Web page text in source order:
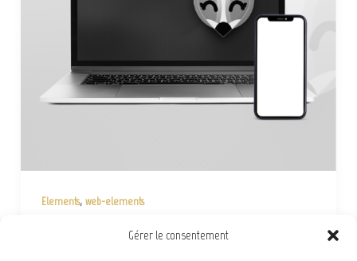
Gérer le consentement
Elements, web-elements
Site Vitrine / WP HTML CSS